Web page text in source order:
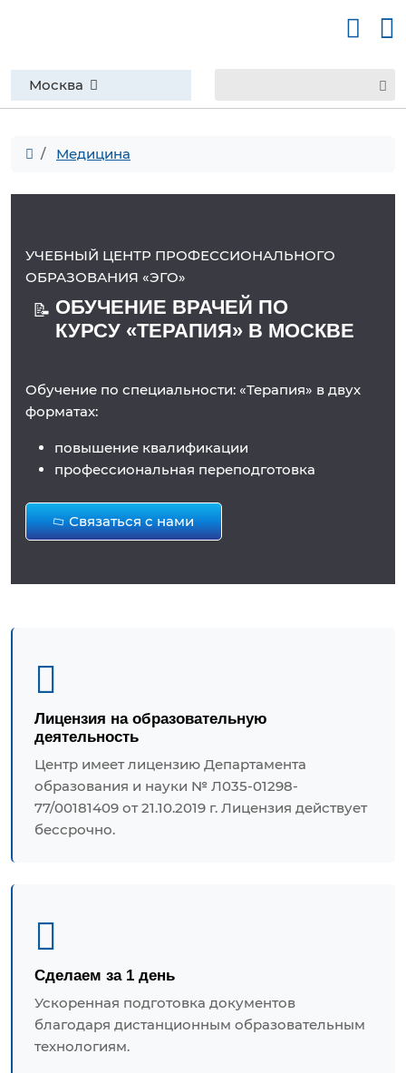
Москва
Медицина
УЧЕБНЫЙ ЦЕНТР ПРОФЕССИОНАЛЬНОГО
ОБРАЗОВАНИЯ «ЭГО»
📝 ОБУЧЕНИЕ ВРАЧЕЙ ПО
КУРСУ «ТЕРАПИЯ» В МОСКВЕ
Обучение по специальности: «Терапия» в двух
форматах:
повышение квалификации
профессиональная переподготовка
Связаться с нами
Лицензия на образовательную
деятельность
Центр имеет лицензию Департамента
образования и науки № Л035-01298-
77/00181409 от 21.10.2019 г. Лицензия действует
бессрочно.
Сделаем за 1 день
Ускоренная подготовка документов
благодаря дистанционным образовательным
технологиям.